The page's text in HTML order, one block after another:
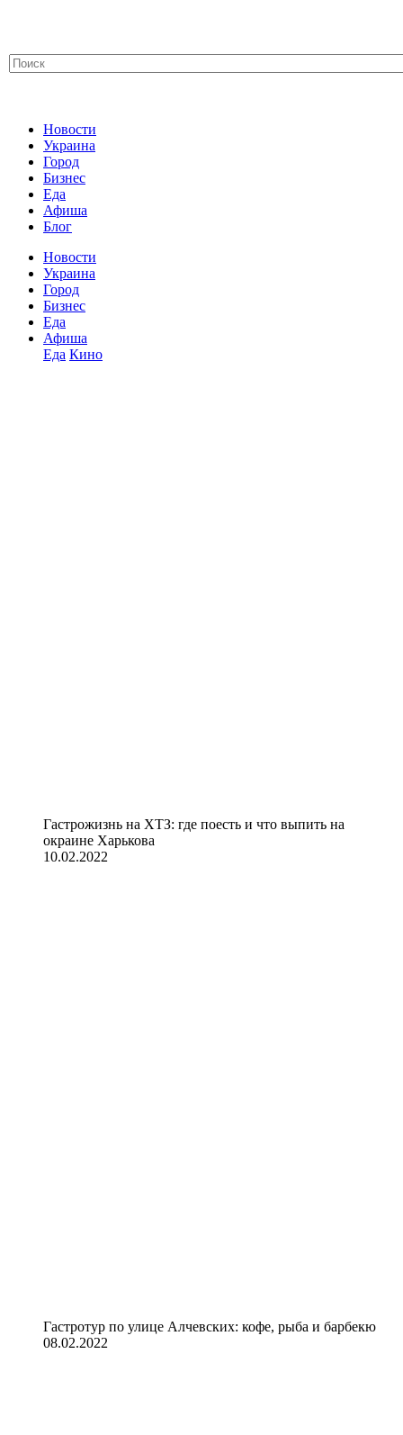
Новости
Украина
Город
Бизнес
Еда
Афиша
Блог
Новости
Украина
Город
Бизнес
Еда
Афиша
Еда Кино
Гастрожизнь на ХТЗ: где поесть и что выпить на
окраине Харькова
10.02.2022
Гастротур по улице Алчевских: кофе, рыба и барбекю
08.02.2022